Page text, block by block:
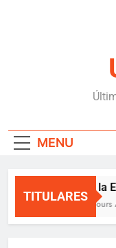
MENU
TITULARES
De la
3 Hours